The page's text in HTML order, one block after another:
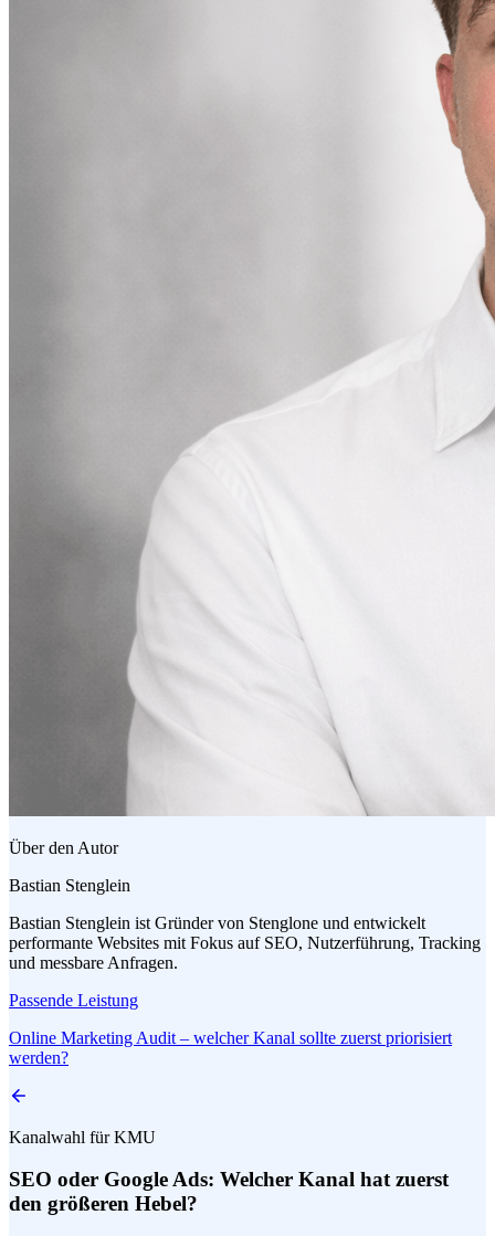
Über den Autor
Bastian Stenglein
Bastian Stenglein ist Gründer von Stenglone und entwickelt
performante Websites mit Fokus auf SEO, Nutzerführung, Tracking
und messbare Anfragen.
Passende Leistung
Online Marketing Audit – welcher Kanal sollte zuerst priorisiert
werden?
Kanalwahl für KMU
SEO oder Google Ads: Welcher Kanal hat zuerst
den größeren Hebel?